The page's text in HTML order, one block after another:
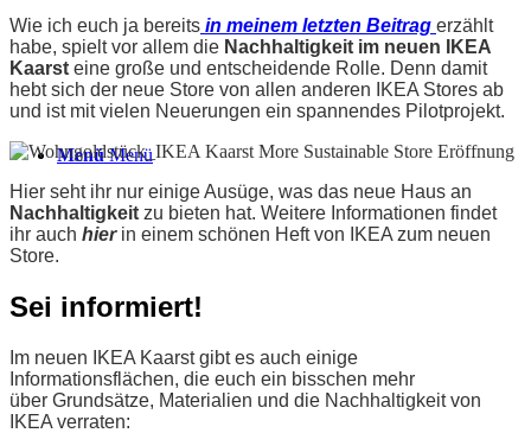
Menü Menü
Wie ich euch ja bereits in meinem letzten Beitrag erzählt
habe, spielt vor allem die Nachhaltigkeit im neuen IKEA
Kaarst eine große und entscheidende Rolle. Denn damit
hebt sich der neue Store von allen anderen IKEA Stores ab
und ist mit vielen Neuerungen ein spannendes Pilotprojekt.
Hier seht ihr nur einige Ausüge, was das neue Haus an
Nachhaltigkeit zu bieten hat. Weitere Informationen findet
ihr auch hier in einem schönen Heft von IKEA zum neuen
Store.
Sei informiert!
Im neuen IKEA Kaarst gibt es auch einige
Informationsflächen, die euch ein bisschen mehr
über Grundsätze, Materialien und die Nachhaltigkeit von
IKEA verraten: